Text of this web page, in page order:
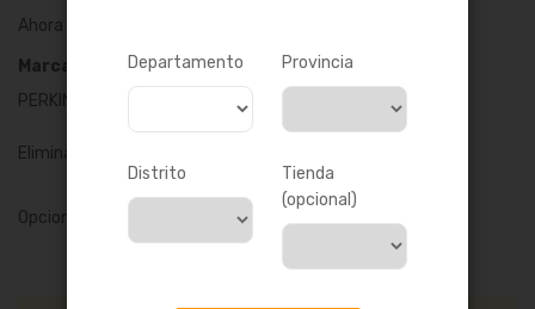
Ahora comprando por
Marca
PERKINS
Quitar este producto
Eliminar todo
Opciones de compra
Departamento Provincia
Distrito
Tienda
(opcional)